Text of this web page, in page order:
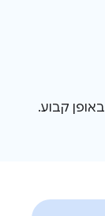
קבוע.